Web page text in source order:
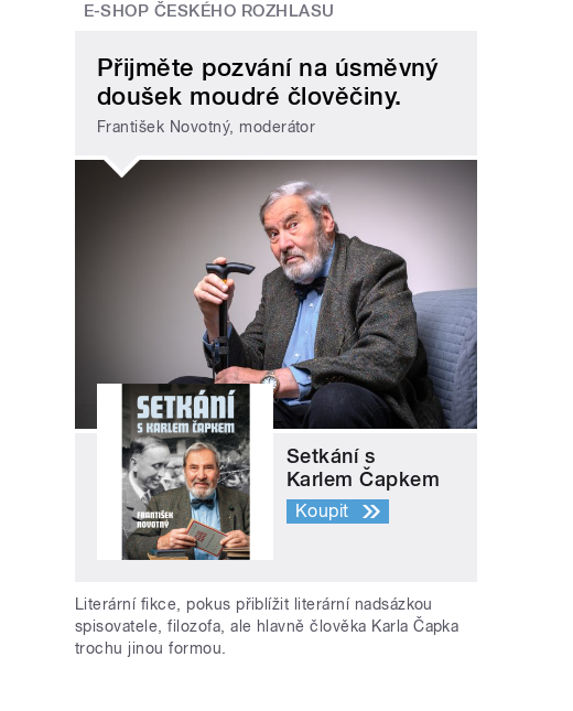
E-SHOP ČESKÉHO ROZHLASU
Přijměte pozvání na úsměvný
doušek moudré člověčiny.
František Novotný, moderátor
Setkání s
Karlem Čapkem
Koupit
Literární fikce, pokus přiblížit literární nadsázkou
spisovatele, filozofa, ale hlavně člověka Karla Čapka
trochu jinou formou.